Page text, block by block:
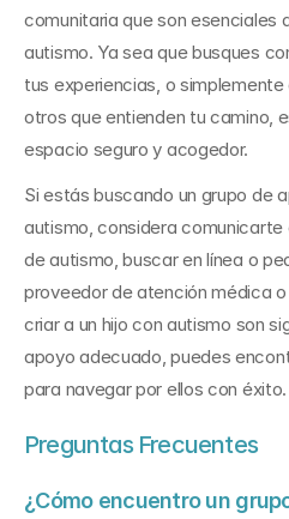
comunitaria que son esenciales
autismo. Ya sea que busques
tus experiencias, o
otros que entienden tu camino,
espacio seguro y acogedor.
Si estás buscando un grupo de
autismo, considera
de autismo, buscar en línea o
proveedor de atención médica
criar a un hijo con autismo son
apoyo adecuado, puedes
para navegar por ellos con éxito.
Preguntas Frecuentes
¿Cómo encuentro un